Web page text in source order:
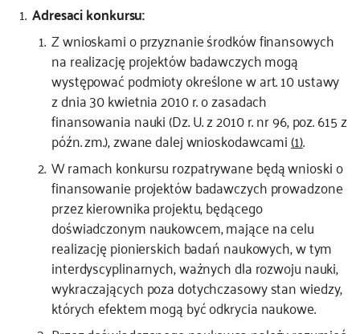
Adresaci konkursu:
Z wnioskami o przyznanie środków finansowych
na realizację projektów badawczych mogą
występować podmioty określone w art. 10 ustawy
z dnia 30 kwietnia 2010 r. o zasadach
finansowania nauki (Dz. U. z 2010 r. nr 96, poz. 615 z
późn. zm.), zwane dalej wnioskodawcami(1).
W ramach konkursu rozpatrywane będą wnioski o
finansowanie projektów badawczych prowadzone
przez kierownika projektu, będącego
doświadczonym naukowcem, mające na celu
realizację pionierskich badań naukowych, w tym
interdyscyplinarnych, ważnych dla rozwoju nauki,
wykraczających poza dotychczasowy stan wiedzy,
których efektem mogą być odkrycia naukowe.